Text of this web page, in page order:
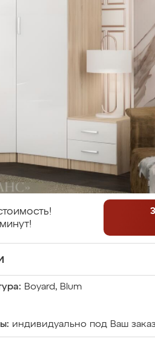
Boyard, Blum
индивидуально под Ваш заказ